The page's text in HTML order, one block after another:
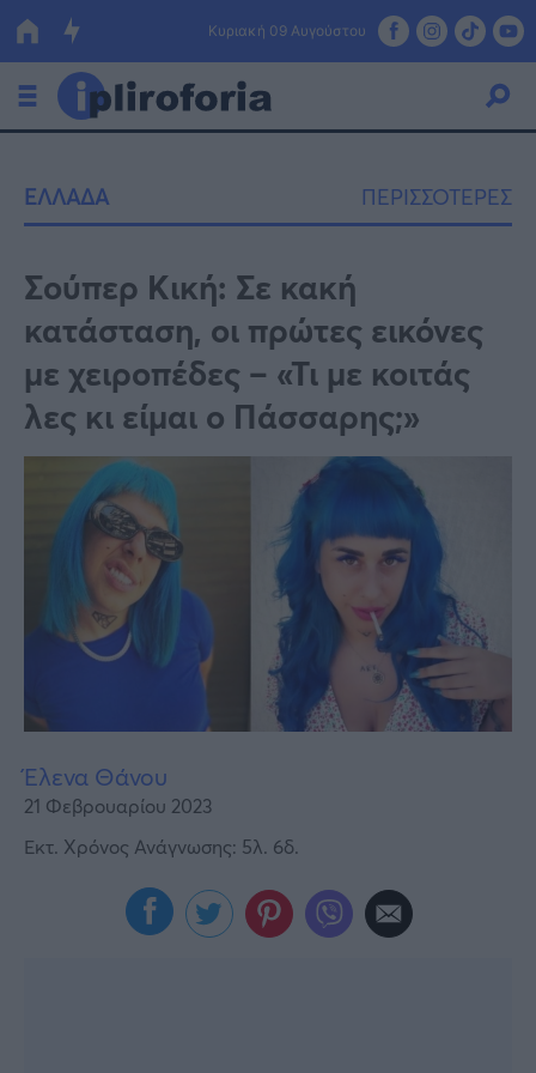
Κυριακή 09 Αυγούστου
Οικονομία
Πολιτική
Τράπεζες
Επιδοτήσεις
ΕΣΠΑ
Κόσμος
Lifestyle
Αθλητικά
Υγεία
Γυναίκα
Καιρός
ΕΛΛΑΔΑ ΠΕΡΙΣΣΟΤΕΡΕΣ
Σούπερ Κική: Σε κακή
κατάσταση, οι πρώτες εικόνες
με χειροπέδες – «Τι με κοιτάς
λες κι είμαι ο Πάσσαρης;»
Έλενα Θάνου
21 Φεβρουαρίου 2023
Εκτ. Χρόνος Ανάγνωσης: 5λ. 6δ.